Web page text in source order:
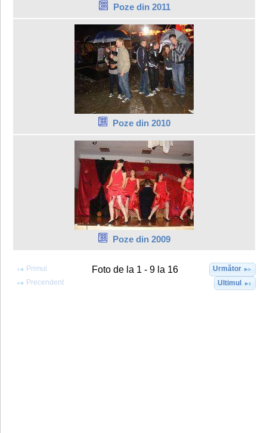
Poze din 2011
Poze din 2010
Poze din 2009
Primul
Precendent
Foto de la 1 - 9 la 16
Următor
Ultimul